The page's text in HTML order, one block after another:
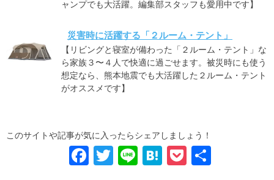
ャンプでも大活躍。編集部スタッフも愛用中です】
災害時に活躍する「２ルーム・テント」
【リビングと寝室が備わった「２ルーム・テント」な
ら家族３〜４人で快適に過ごせます。被災時にも使う
想定なら、熊本地震でも大活躍した２ルーム・テント
がオススメです】
このサイトや記事が気に入ったらシェアしましょう！
F T Li H P